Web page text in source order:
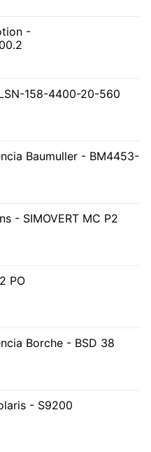
-
158-4400-20-560
Baumuller - BM4453-
- SIMOVERT MC P2
PO
Borche - BSD 38
- S9200